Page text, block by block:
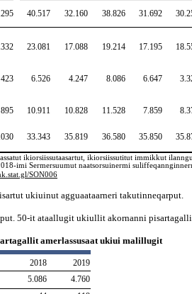
40.517 32.160 38.826 31.692
23.081 17.088 19.214 17.195
423 6.526 4.247 8.086 6.647
895 10.911 10.828 11.528 7.859
33.343 35.819 36.580 35.850
ikiorsiissutaasartut, ikiorsiissutitut immikkut
imi Sermersuumut naatsorsuinermi
SON006
ukiuinut agguaataarneri takutinneqarput.
50-it ataallugit ukiullit akornanni
amerlassusaat ukiui malillugit
2018
2019
5.086
4.760